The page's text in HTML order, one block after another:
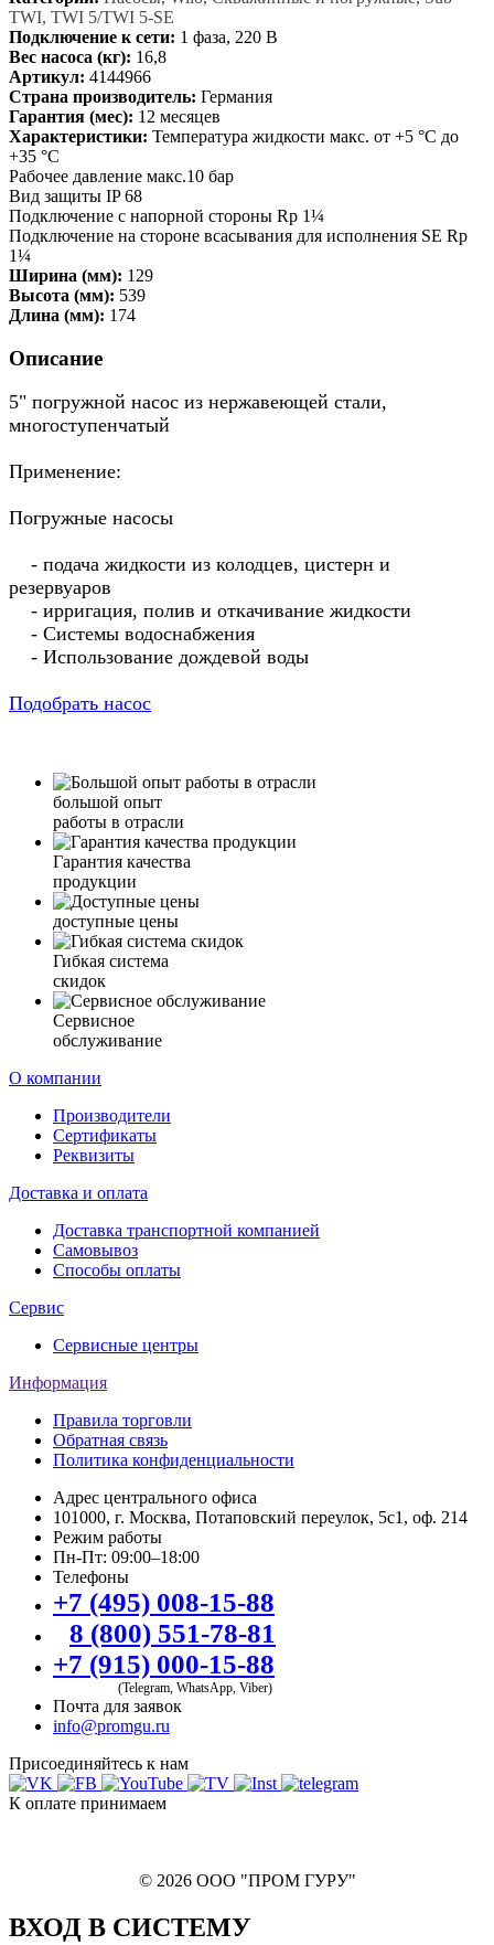
TWI, TWI 5/TWI 5-SE
Подключение к сети: 1 фаза, 220 В
Вес насоса (кг): 16,8
Артикул: 4144966
Страна производитель: Германия
Гарантия (мес): 12 месяцев
Характеристики: Температура жидкости макс. от +5 °C до
+35 °C
Рабочее давление макс.10 бар
Вид защиты IP 68
Подключение с напорной стороны Rp 1¼
Подключение на стороне всасывания для исполнения SE Rp
1¼
Ширина (мм): 129
Высота (мм): 539
Длина (мм): 174
Описание
5" погружной насос из нержавеющей стали,
многоступенчатый
Применение:
Погружные насосы
- подача жидкости из колодцев, цистерн и
резервуаров
- ирригация, полив и откачивание жидкости
- Системы водоснабжения
- Использование дождевой воды
Подобрать насос
большой опыт
работы в отрасли
Гарантия качества
продукции
доступные цены
Гибкая система
скидок
Сервисное
обслуживание
О компании
Производители
Сертификаты
Реквизиты
Доставка и оплата
Доставка транспортной компанией
Самовывоз
Способы оплаты
Сервис
Сервисные центры
Информация
Правила торговли
Обратная связь
Политика конфиденциальности
Адрес центрального офиса
101000, г. Москва, Потаповский переулок, 5с1, оф. 214
Режим работы
Пн-Пт: 09:00–18:00
Телефоны
+7 (495) 008-15-88
8 (800) 551-78-81
+7 (915) 000-15-88
(Telegram, WhatsApp, Viber)
Почта для заявок
info@promgu.ru
Присоединяйтесь к нам
К оплате принимаем
© 2026 ООО "ПРОМ ГУРУ"
ВХОД В СИСТЕМУ